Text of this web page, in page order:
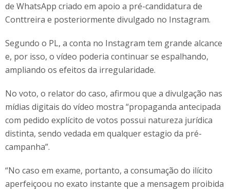
de WhatsApp criado em apoio a pré-candidatura de
Conttreira e posteriormente divulgado no Instagram.
Segundo o PL, a conta no Instagram tem grande alcance
e, por isso, o vídeo poderia continuar se espalhando,
ampliando os efeitos da irregularidade.
No voto, o relator do caso, afirmou que a divulgação nas
mídias digitais do vídeo mostra “propaganda antecipada
com pedido explícito de votos possui natureza jurídica
distinta, sendo vedada em qualquer estagio da pré-
campanha”.
“No caso em exame, portanto, a consumação do ilícito
aperfeiçoou no exato instante que a mensagem proibida